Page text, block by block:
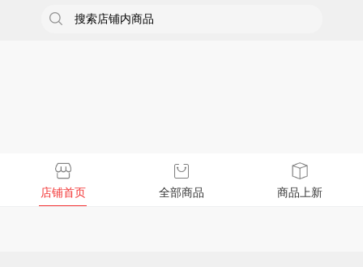

店铺首页 全部商品 商品上新